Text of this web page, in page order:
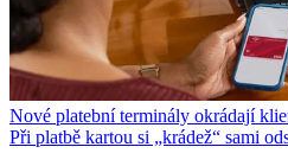
Nové platební terminály okrádají
Při platbě kartou si „krádež“ sami